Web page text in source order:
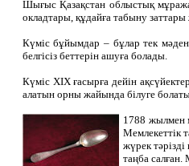
Шығыс Қазақстан облыстық
окладтары, құдайға табыну
Күміс бұйымдар – бұлар тек
белгісіз беттерін ашуға болады.
Күміс ХІХ ғасырға дейін
алатын орны жайында білуге
1788 жылмен
Мемлекеттік
жүрек
таңба салған.